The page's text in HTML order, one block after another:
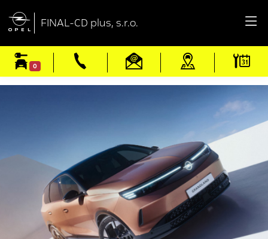
 FINAL-CD plus, s.r.o.
0